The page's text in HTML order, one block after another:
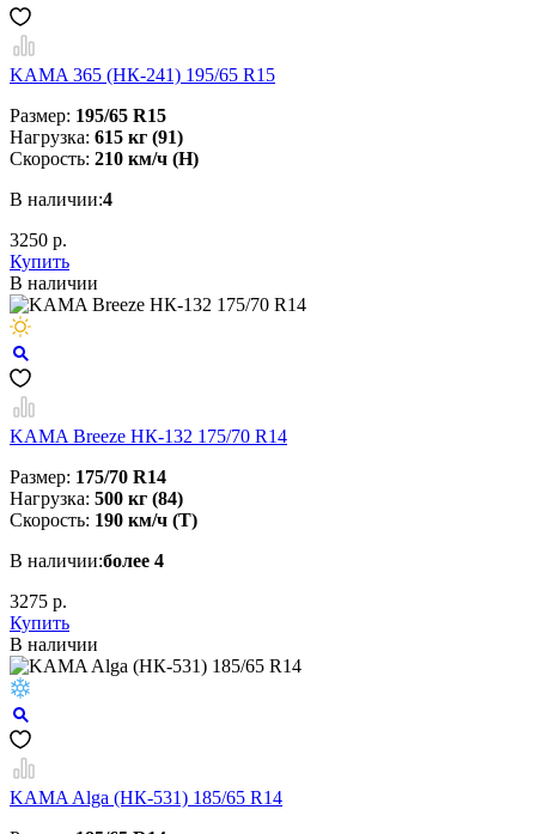
KAMA 365 (НК-241) 195/65 R15
Размер: 195/65 R15
Нагрузка: 615 кг (91)
Скорость: 210 км/ч (H)
В наличии:4
3250 р.
Купить
В наличии
KAMA Breeze НК-132 175/70 R14
Размер: 175/70 R14
Нагрузка: 500 кг (84)
Скорость: 190 км/ч (T)
В наличии:более 4
3275 р.
Купить
В наличии
KAMA Alga (НК-531) 185/65 R14